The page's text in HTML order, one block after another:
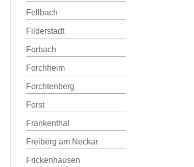
Fellbach
Filderstadt
Forbach
Forchheim
Forchtenberg
Forst
Frankenthal
Freiberg am Neckar
Frickenhausen